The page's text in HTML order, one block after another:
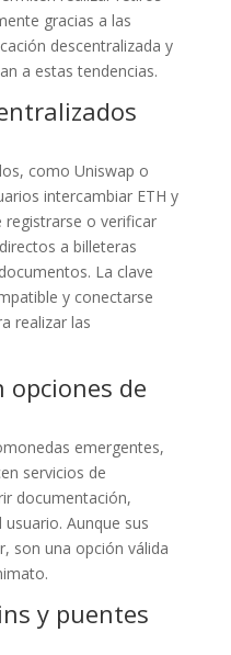
gracias a las
descentralizada y
a estas tendencias.
como Uniswap o
intercambiar ETH y
registrarse o verificar
a billeteras
La clave
y conectarse
realizar las
opciones de
emergentes,
servicios de
documentación,
Aunque sus
son una opción válida
y puentes